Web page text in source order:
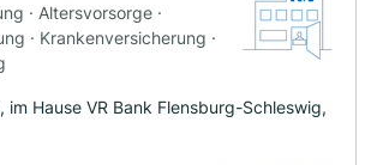
· Altersvorsorge ·
· Krankenversicherung ·
im Hause VR Bank Flensburg-Schleswig,